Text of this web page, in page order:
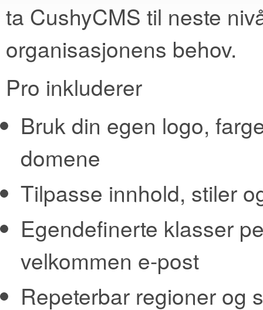
ta CushyCMS til neste
organisasjonens behov.
Pro inkluderer
Bruk din egen logo,
domene
Tilpasse innhold, stiler
Egendefinerte klasser
velkommen e-post
Repeterbar regioner og